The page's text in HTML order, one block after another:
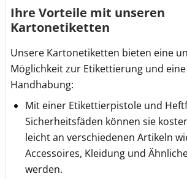
Ihre Vorteile mit unseren
Kartonetiketten
Unsere Kartonetiketten bieten eine
Möglichkeit zur Etikettierung und
Handhabung:
Mit einer Etikettierpistole und
Sicherheitsfäden können sie
leicht an verschiedenen Artikeln
Accessoires, Kleidung und
werden.